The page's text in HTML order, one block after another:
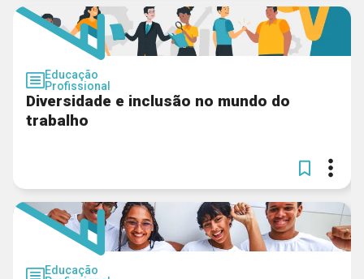
Educação
Profissional
Diversidade e inclusão no mundo do
trabalho
Educação